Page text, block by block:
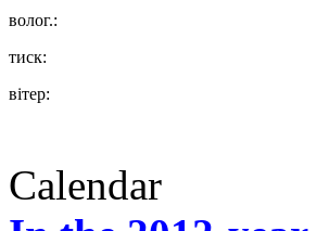
волог.:
тиск:
вітер:
Calendar